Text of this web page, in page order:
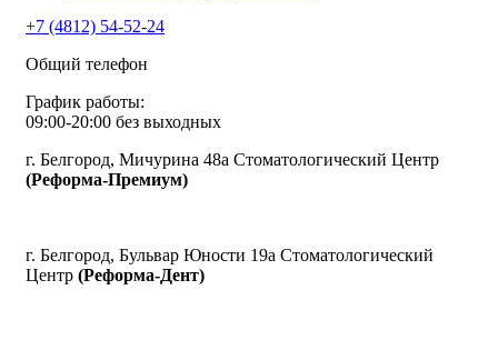
+7 (4812) 54-52-24
Общий телефон
График работы:
09:00-20:00 без выходных
г. Белгород, Мичурина 48а Стоматологический Центр
(Реформа-Премиум)
г. Белгород, Бульвар Юности 19а Стоматологический
Центр (Реформа-Дент)